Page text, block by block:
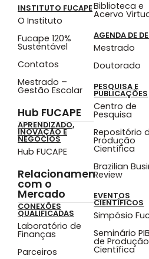
INSTITUTO FUCAPE
O Instituto
Fucape 120%
Sustentável
Contatos
Mestrado –
Gestão Escolar
Hub FUCAPE
APRENDIZADO,
INOVAÇÃO E
NEGÓCIOS
Hub FUCAPE
Relacionamento
com o
Mercado
CONEXÕES
QUALIFICADAS
Laboratório de
Finanças
Parceiros
Biblioteca e
Acervo
AGENDA DE
Mestrado
Doutorado
PESQUISA E
PUBLICAÇÕES
Centro de
Pesquisa
Repositório
Produção
Científica
Brazilian
Review
EVENTOS
CIENTÍFICOS
Simpósio
Seminário
de Produção
Científica